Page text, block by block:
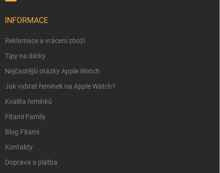
INFORMACE
Reklamace a vrácení zboží
Tipy na dárky
Nejčastější otázky Apple Watch
Jak vybrat řemínek na Apple Watch?
Kvalita řemínků
Fitami Family
Blog Fitami
Kontakty
Doprava a platba